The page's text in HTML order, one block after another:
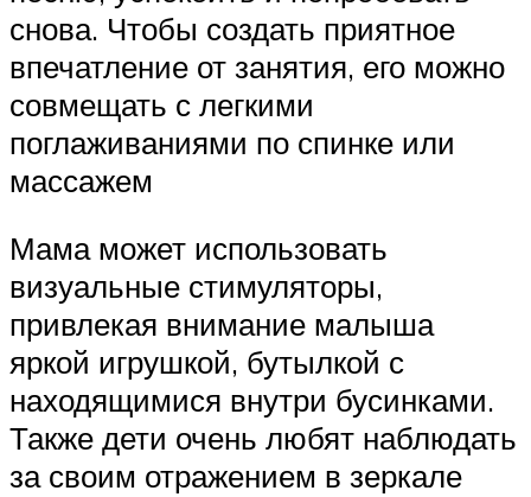
снова. Чтобы создать приятное
впечатление от занятия, его можно
совмещать с легкими
поглаживаниями по спинке или
массажем
Мама может использовать
визуальные стимуляторы,
привлекая внимание малыша
яркой игрушкой, бутылкой с
находящимися внутри бусинками.
Также дети очень любят наблюдать
за своим отражением в зеркале